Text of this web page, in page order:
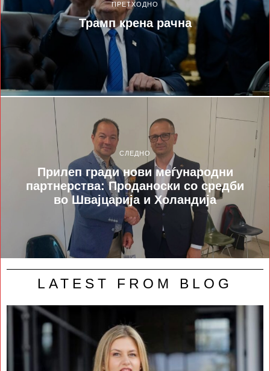
ПРЕТХОДНО
Трамп крена рачна
СЛЕДНО
Прилеп гради нови меѓународни
партнерства: Проданоски со средби
во Швајцарија и Холандија
LATEST FROM BLOG